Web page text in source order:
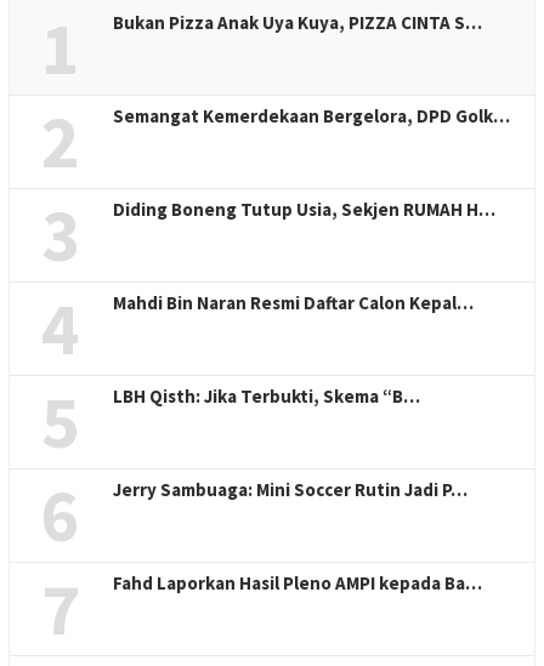
1 Bukan Pizza Anak Uya Kuya, PIZZA CINTA S…
2 Semangat Kemerdekaan Bergelora, DPD Golk…
3 Diding Boneng Tutup Usia, Sekjen RUMAH H…
4 Mahdi Bin Naran Resmi Daftar Calon Kepal…
5 LBH Qisth: Jika Terbukti, Skema “B…
6 Jerry Sambuaga: Mini Soccer Rutin Jadi P…
7 Fahd Laporkan Hasil Pleno AMPI kepada Ba…